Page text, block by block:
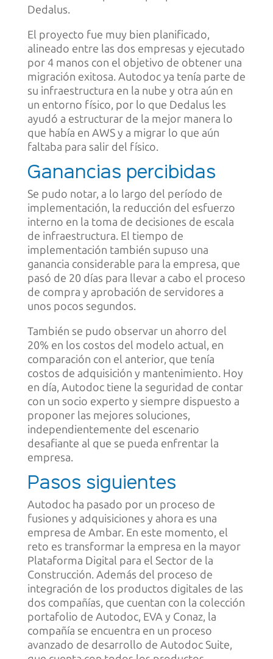
Dedalus.
El proyecto fue muy bien planificado,
alineado entre las dos empresas y ejecutado
por 4 manos con el objetivo de obtener una
migración exitosa. Autodoc ya tenía parte de
su infraestructura en la nube y otra aún en
un entorno físico, por lo que Dedalus les
ayudó a estructurar de la mejor manera lo
que había en AWS y a migrar lo que aún
faltaba para salir del físico.
Ganancias percibidas
Se pudo notar, a lo largo del período de
implementación, la reducción del esfuerzo
interno en la toma de decisiones de escala
de infraestructura. El tiempo de
implementación también supuso una
ganancia considerable para la empresa, que
pasó de 20 días para llevar a cabo el proceso
de compra y aprobación de servidores a
unos pocos segundos.
También se pudo observar un ahorro del
20% en los costos del modelo actual, en
comparación con el anterior, que tenía
costos de adquisición y mantenimiento. Hoy
en día, Autodoc tiene la seguridad de contar
con un socio experto y siempre dispuesto a
proponer las mejores soluciones,
independientemente del escenario
desafiante al que se pueda enfrentar la
empresa.
Pasos siguientes
Autodoc ha pasado por un proceso de
fusiones y adquisiciones y ahora es una
empresa de Ambar. En este momento, el
reto es transformar la empresa en la mayor
Plataforma Digital para el Sector de la
Construcción. Además del proceso de
integración de los productos digitales de las
dos compañías, que cuentan con la colección
portafolio de Autodoc, EVA y Conaz, la
compañía se encuentra en un proceso
avanzado de desarrollo de Autodoc Suite,